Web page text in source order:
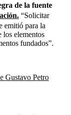
de la fuente
“Solicitar
emitió para la
los elementos
fundados”.
Gustavo Petro